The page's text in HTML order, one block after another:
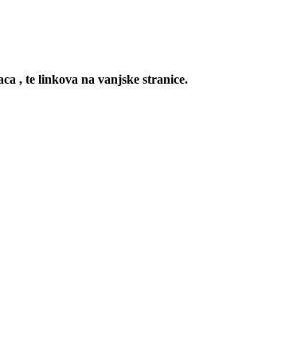
, te linkova na vanjske stranice.